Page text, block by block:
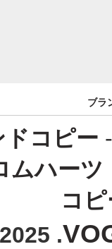
ブラ
コピー
ムハーツ
コ
.